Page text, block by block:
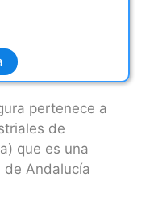
pertenece a
de
que es una
de Andalucía